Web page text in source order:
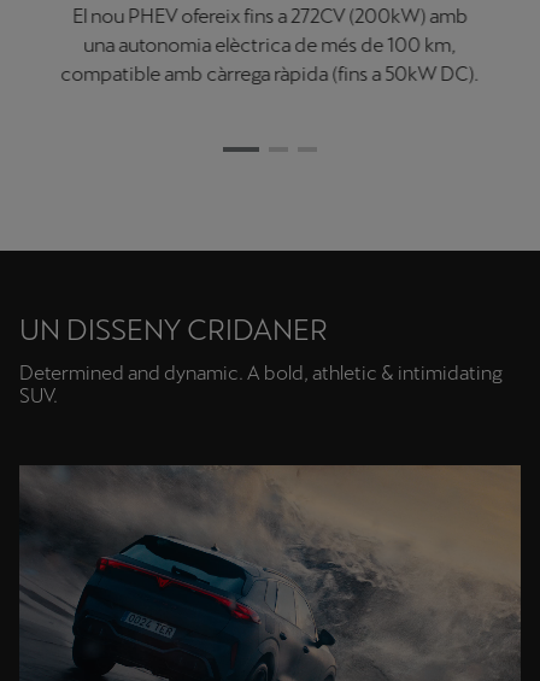
El nou Control de xassís adaptatiu (DCC) millora el
dinamisme, ja que les carreteres amb corbes són
l'hàbitat natural del Terramar.
UN DISSENY CRIDANER
Determined and dynamic. A bold, athletic & intimidating
SUV.